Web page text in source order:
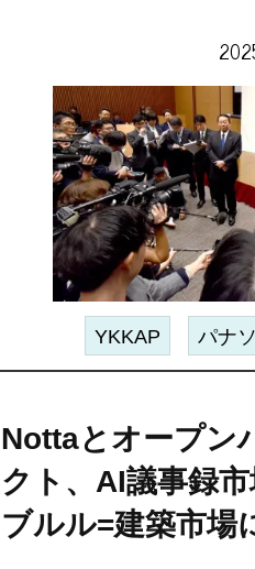
YKKAP パナ
Nottaとオープン
クト、AI議事録
ブルル=建築市場